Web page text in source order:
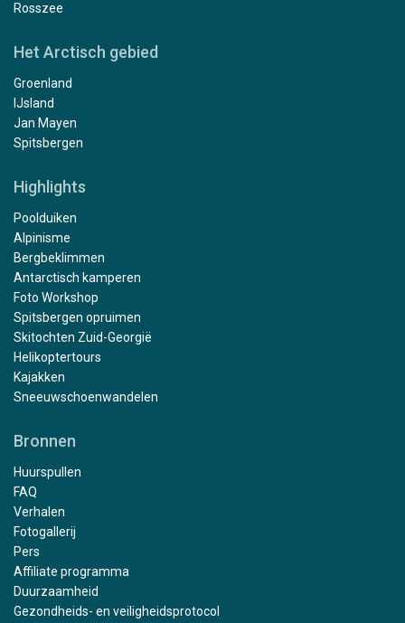
Rosszee
Het Arctisch gebied
Groenland
IJsland
Jan Mayen
Spitsbergen
Highlights
Poolduiken
Alpinisme
Bergbeklimmen
Antarctisch kamperen
Foto Workshop
Spitsbergen opruimen
Skitochten Zuid-Georgië
Helikoptertours
Kajakken
Sneeuwschoenwandelen
Bronnen
Huurspullen
FAQ
Verhalen
Fotogallerij
Pers
Affiliate programma
Duurzaamheid
Gezondheids- en veiligheidsprotocol